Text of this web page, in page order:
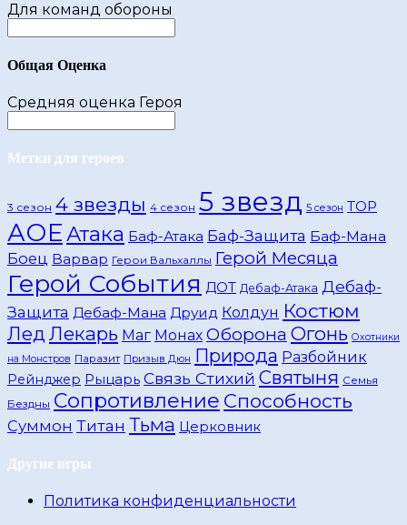
Для команд обороны
Общая Оценка
Средняя оценка Героя
Метки для героев
3 сезон 4 звезды 4 сезон 5 звезд 5 сезон TOP
АОЕАтака Баф-Атака Баф-Защита Баф-Мана
Боец Варвар Герои Вальхаллы Герой Месяца
Герой События ДОТ Дебаф-Атака Дебаф-
Защита Дебаф-Мана Друид Колдун Костюм
ЛедЛекарь Маг Монах Оборона Огонь Охотники
на Монстров Паразит Призыв Дюн Природа Разбойник
Рейнджер Рыцарь Связь Стихий Святыня Семья
Бездны Сопротивление Способность
Суммон Титан Тьма Церковник
Другие игры
Политика конфиденциальности